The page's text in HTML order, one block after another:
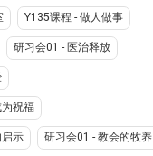
Y135课程 - 做人做事
研习会01 - 医治释放
祝福
示 研习会01 - 教会的牧养